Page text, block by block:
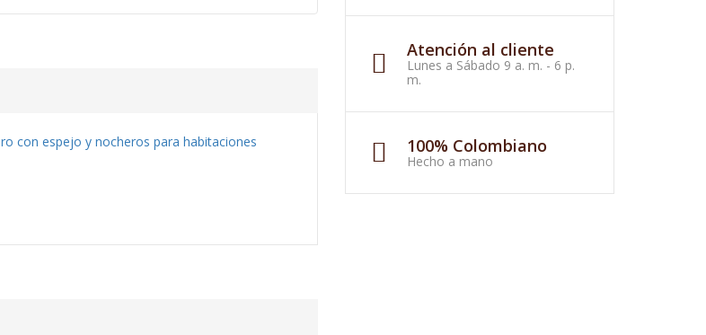
Atención al cliente
Lunes a Sábado 9 a. m. - 6 p.
m.
100% Colombiano
Hecho a mano